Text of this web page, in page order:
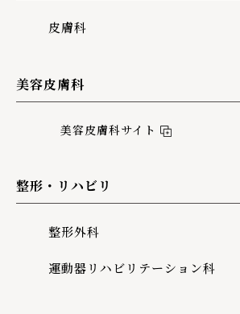
皮膚科
美容皮膚科
美容皮膚科サイト
整形・リハビリ
整形外科
運動器リハビリテーション科